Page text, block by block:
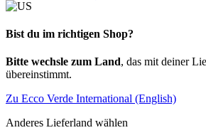
Bist du im richtigen Shop?
Bitte wechsle zum Land, das mit deiner
übereinstimmt.
Zu Ecco Verde International (English)
Anderes Lieferland wählen